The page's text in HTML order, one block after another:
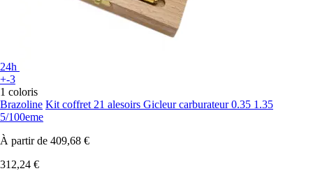
24h
+-3
1 coloris
Brazoline Kit coffret 21 alesoirs Gicleur carburateur 0.35 1.35
5/100eme
À partir de 409,68 €
312,24 €